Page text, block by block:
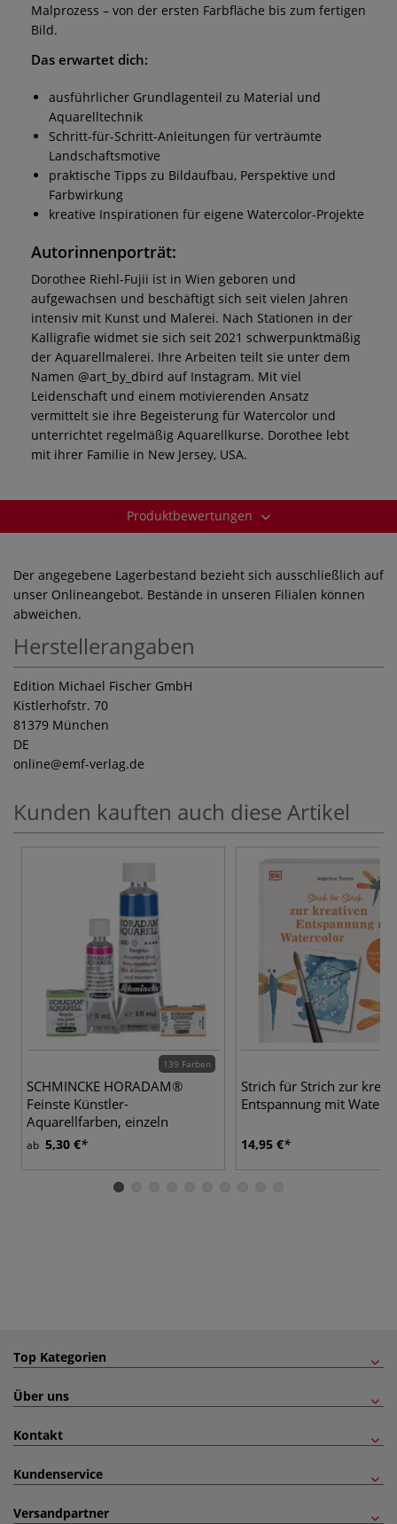
Malprozess – von der ersten Farbfläche bis zum fertigen
Bild.
Das erwartet dich:
ausführlicher Grundlagenteil zu Material und
Aquarelltechnik
Schritt-für-Schritt-Anleitungen für verträumte
Landschaftsmotive
praktische Tipps zu Bildaufbau, Perspektive und
Farbwirkung
kreative Inspirationen für eigene Watercolor-Projekte
Autorinnenporträt:
Dorothee Riehl-Fujii ist in Wien geboren und
aufgewachsen und beschäftigt sich seit vielen Jahren
intensiv mit Kunst und Malerei. Nach Stationen in der
Kalligrafie widmet sie sich seit 2021 schwerpunktmäßig
der Aquarellmalerei. Ihre Arbeiten teilt sie unter dem
Namen @art_by_dbird auf Instagram. Mit viel
Leidenschaft und einem motivierenden Ansatz
vermittelt sie ihre Begeisterung für Watercolor und
unterrichtet regelmäßig Aquarellkurse. Dorothee lebt
mit ihrer Familie in New Jersey, USA.
Produktbewertungen
Der angegebene Lagerbestand bezieht sich ausschließlich auf
unser Onlineangebot. Bestände in unseren Filialen können
abweichen.
Herstellerangaben
Edition Michael Fischer GmbH
Kistlerhofstr. 70
81379 München
DE
online@emf-verlag.de
Kunden kauften auch diese Artikel
139 Farben
SCHMINCKE HORADAM®
Feinste Künstler-
Aquarellfarben, einzeln
ab 5,30 €
Strich für Strich zur
Entspannung mit
14,95 €
Top Kategorien
Über uns
Kontakt
Kundenservice
Versandpartner